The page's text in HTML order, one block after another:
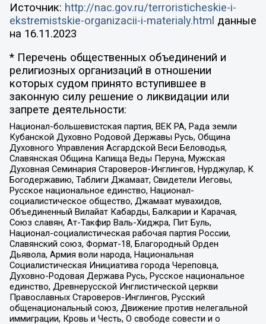
Источник: http://nac.gov.ru/terroristicheskie-i-
ekstremistskie-organizacii-i-materialy.html данные
на 16.11.2023
* Перечень общественных объединений и
религиозных организаций в отношении
которых судом принято вступившее в
законную силу решение о ликвидации или
запрете деятельности:
Национал-большевистская партия, ВЕК РА, Рада земли
Кубанской Духовно Родовой Державы Русь, Община
Духовного Управления Асгардской Веси Беловодья,
Славянская Община Капища Веды Перуна, Мужская
Духовная Семинария Староверов-Инглингов, Нурджулар, К
Богодержавию, Таблиги Джамаат, Свидетели Иеговы,
Русское национальное единство, Национал-
социалистическое общество, Джамаат мувахидов,
Объединенный Вилайат Кабарды, Балкарии и Карачая,
Союз славян, Ат-Такфир Валь-Хиджра, Пит Буль,
Национал-социалистическая рабочая партия России,
Славянский союз, Формат-18, Благородный Орден
Дьявола, Армия воли народа, Национальная
Социалистическая Инициатива города Череповца,
Духовно-Родовая Держава Русь, Русское национальное
единство, Древнерусской Инглистической церкви
Православных Староверов-Инглингов, Русский
общенациональный союз, Движение против нелегальной
иммиграции, Кровь и Честь, О свободе совести и о